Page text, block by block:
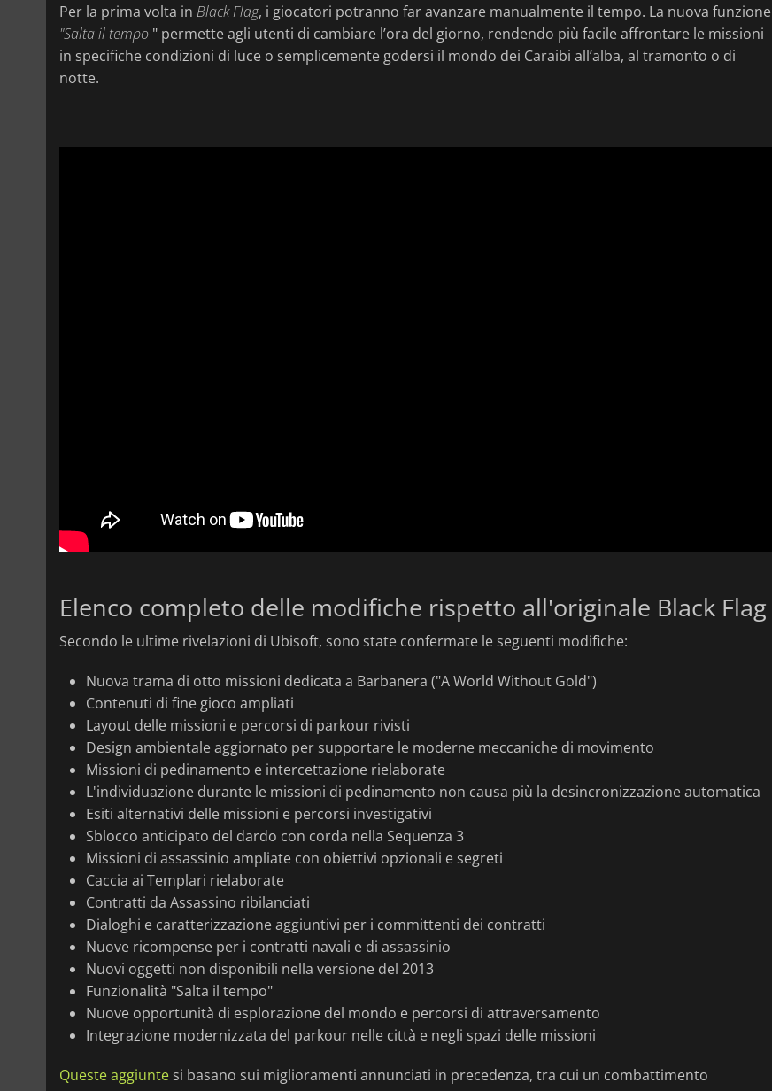
Per la prima volta in Black Flag, i giocatori potranno far avanzare manualmente il tempo. La nuova funzione
"Salta il tempo " permette agli utenti di cambiare l’ora del giorno, rendendo più facile affrontare le missioni
in specifiche condizioni di luce o semplicemente godersi il mondo dei Caraibi all’alba, al tramonto o di
notte.
Elenco completo delle modifiche rispetto all'originale Black Flag
Secondo le ultime rivelazioni di Ubisoft, sono state confermate le seguenti modifiche:
Nuova trama di otto missioni dedicata a Barbanera ("A World Without Gold")
Contenuti di fine gioco ampliati
Layout delle missioni e percorsi di parkour rivisti
Design ambientale aggiornato per supportare le moderne meccaniche di movimento
Missioni di pedinamento e intercettazione rielaborate
L'individuazione durante le missioni di pedinamento non causa più la desincronizzazione automatica
Esiti alternativi delle missioni e percorsi investigativi
Sblocco anticipato del dardo con corda nella Sequenza 3
Missioni di assassinio ampliate con obiettivi opzionali e segreti
Caccia ai Templari rielaborate
Contratti da Assassino ribilanciati
Dialoghi e caratterizzazione aggiuntivi per i committenti dei contratti
Nuove ricompense per i contratti navali e di assassinio
Nuovi oggetti non disponibili nella versione del 2013
Funzionalità "Salta il tempo"
Nuove opportunità di esplorazione del mondo e percorsi di attraversamento
Integrazione modernizzata del parkour nelle città e negli spazi delle missioni
Queste aggiunte si basano sui miglioramenti annunciati in precedenza, tra cui un combattimento